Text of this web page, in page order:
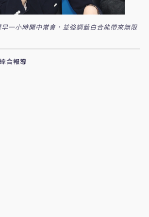
一小時開中常會，並強調藍白合能帶來無限
合報導